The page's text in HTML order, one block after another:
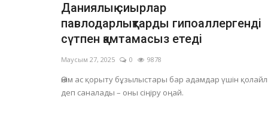
Даниялық сиырлар
павлодарлықтарды гипоаллергенді
сүтпен қамтамасыз етеді
Маусым 27, 2025 0 9878
Өнім ас қорыту бұзылыстары бар адамдар үшін
деп саналады – оны сіңіру оңай.